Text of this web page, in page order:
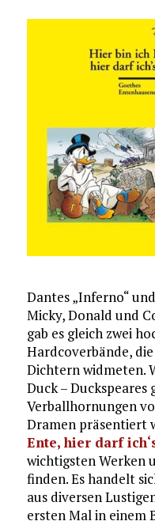
Dantes „Inferno“
Micky, Donald und
gab es gleich zwei
Hardcoverbände,
Dichtern widmeten.
Duck – Duckspeares
Verballhornungen
Dramen präsentiert
Ente, hier darf
wichtigsten Werken
finden. Es handelt
aus diversen
ersten Mal in einem